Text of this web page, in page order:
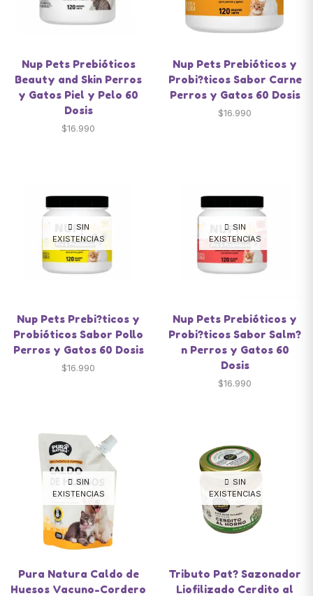
Nup Pets Prebióticos
Beauty and Skin Perros
y Gatos Piel y Pelo 60
Dosis
$16.990
Nup Pets Prebióticos y
Probi?ticos Sabor Carne
Perros y Gatos 60 Dosis
$16.990
SIN
EXISTENCIAS
Nup Pets Prebi?ticos y
Probióticos Sabor Pollo
Perros y Gatos 60 Dosis
$16.990
SIN
EXISTENCIAS
Nup Pets Prebióticos y
Probi?ticos Sabor Salm?
n Perros y Gatos 60
Dosis
$16.990
SIN
EXISTENCIAS
Pura Natura Caldo de
Huesos Vacuno-Cordero
SIN
EXISTENCIAS
Tributo Pat? Sazonador
Liofilizado Cerdito al